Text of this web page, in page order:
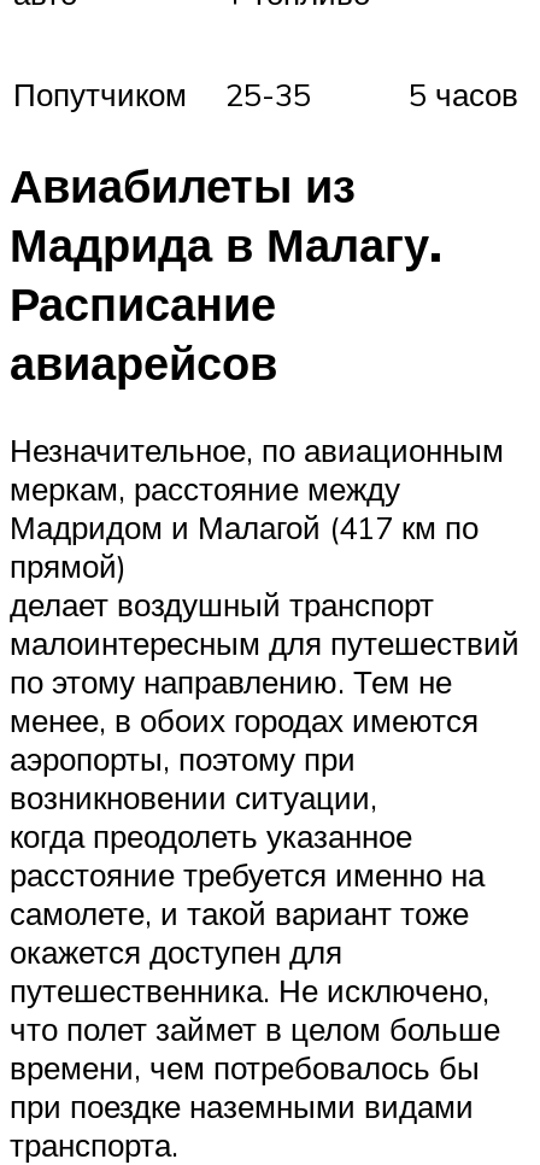
Попутчиком 25-35 5 часов
Авиабилеты из
Мадрида в Малагу.
Расписание
авиарейсов
Незначительное, по авиационным
меркам, расстояние между
Мадридом и Малагой (417 км по
прямой)
делает воздушный транспорт
малоинтересным для путешествий
по этому направлению. Тем не
менее, в обоих городах имеются
аэропорты, поэтому при
возникновении ситуации,
когда преодолеть указанное
расстояние требуется именно на
самолете, и такой вариант тоже
окажется доступен для
путешественника. Не исключено,
что полет займет в целом больше
времени, чем потребовалось бы
при поездке наземными видами
транспорта.